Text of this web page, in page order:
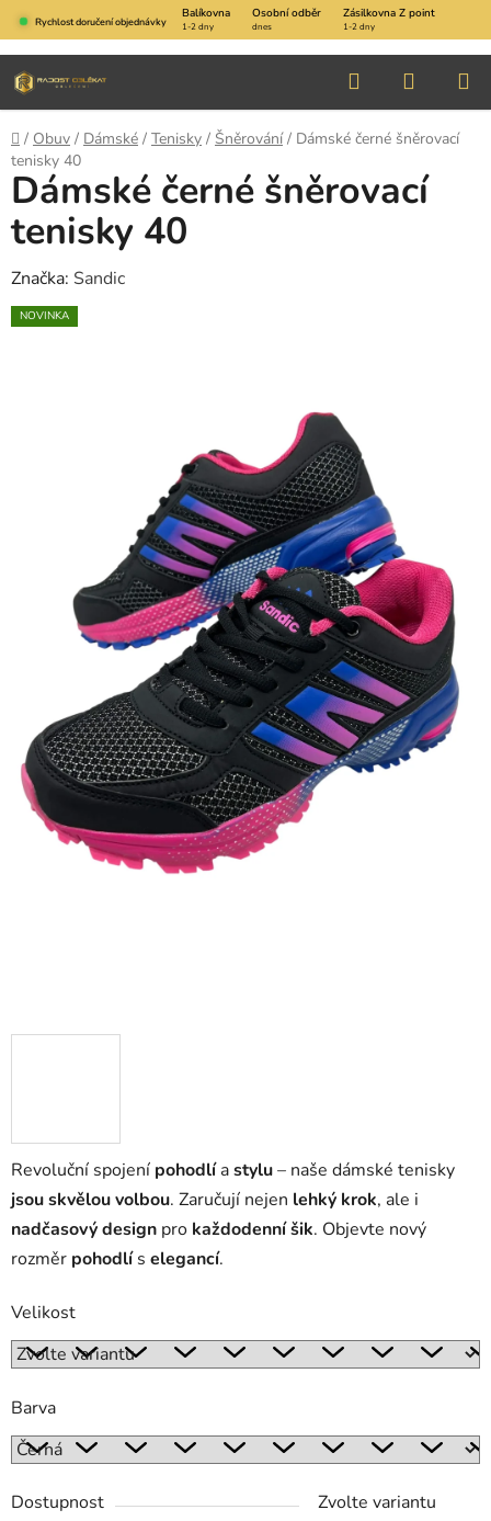
Přejít
na
obsah
Rychlost doručení objednávky
Balíkovna Osobní odběr Zásilkovna Z point
1-2 dny dnes 1-2 dny
Hledat
KOŠÍK
Domů
/ Obuv / Dámské / Tenisky / Šněrování / Dámské černé šněrovací
tenisky 40
Revoluční spojení pohodlíastylu– naše dámské tenisky
jsou skvělou volbou. Zaručují nejen lehký krok, ale i
nadčasový design pro každodenní šik. Objevte nový
rozměr pohodlís elegancí.
Velikost
Barva
Dostupnost
Zvolte variantu
Dámské černé šněrovací
tenisky 40
Značka: Sandic
NOVINKA